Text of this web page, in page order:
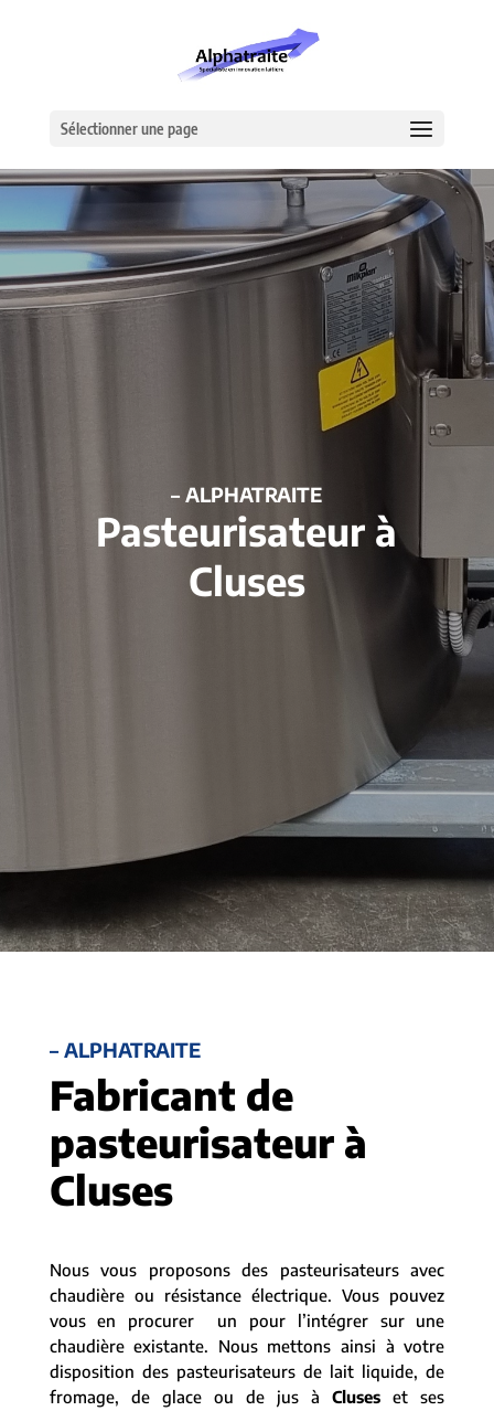
Sélectionner une page
– ALPHATRAITE
Pasteurisateur à
Cluses
– ALPHATRAITE
Fabricant de
pasteurisateur à
Cluses
Nous vous proposons des pasteurisateurs avec
chaudière ou résistance électrique. Vous pouvez
vous en procurer un pour l’intégrer sur une
chaudière existante. Nous mettons ainsi à votre
disposition des pasteurisateurs de lait liquide, de
fromage, de glace ou de jus àCluses et ses